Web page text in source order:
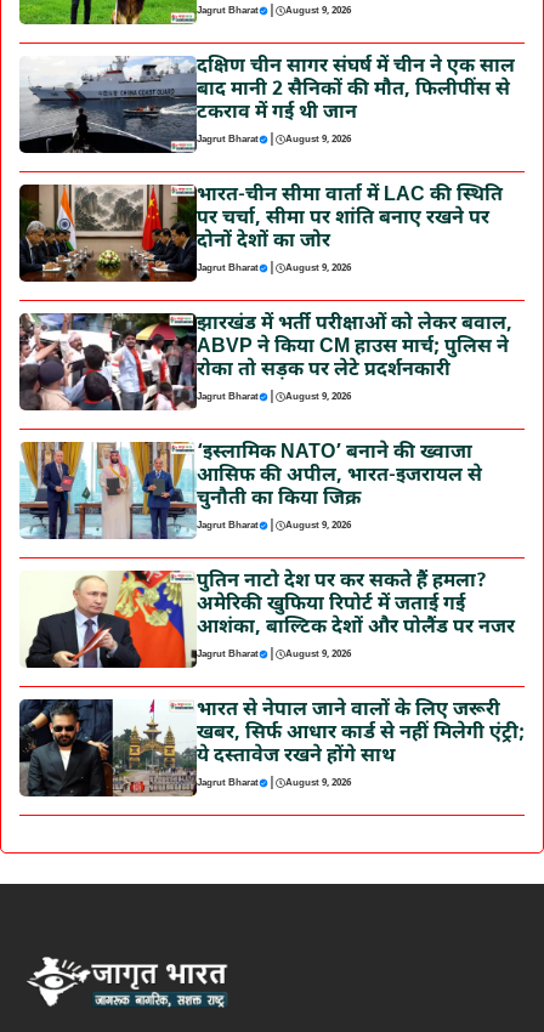
Jagrut Bharat | August 9, 2026
दक्षिण चीन सागर संघर्ष में चीन ने एक साल
बाद मानी 2 सैनिकों की मौत, फिलीपींस से
टकराव में गई थी जान
Jagrut Bharat | August 9, 2026
भारत-चीन सीमा वार्ता में LAC की स्थिति
पर चर्चा, सीमा पर शांति बनाए रखने पर
दोनों देशों का जोर
Jagrut Bharat | August 9, 2026
झारखंड में भर्ती परीक्षाओं को लेकर बवाल,
ABVP ने किया CM हाउस मार्च; पुलिस ने
रोका तो सड़क पर लेटे प्रदर्शनकारी
Jagrut Bharat | August 9, 2026
‘इस्लामिक NATO’ बनाने की ख्वाजा
आसिफ की अपील, भारत-इजरायल से
चुनौती का किया जिक्र
Jagrut Bharat | August 9, 2026
पुतिन नाटो देश पर कर सकते हैं हमला?
अमेरिकी खुफिया रिपोर्ट में जताई गई
आशंका, बाल्टिक देशों और पोलैंड पर नजर
Jagrut Bharat | August 9, 2026
भारत से नेपाल जाने वालों के लिए जरूरी
खबर, सिर्फ आधार कार्ड से नहीं मिलेगी एंट्री;
ये दस्तावेज रखने होंगे साथ
Jagrut Bharat | August 9, 2026